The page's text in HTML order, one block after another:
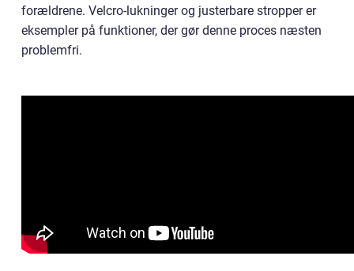
forældrene. Velcro-lukninger og justerbare stropper er
eksempler på funktioner, der gør denne proces næsten
problemfri.